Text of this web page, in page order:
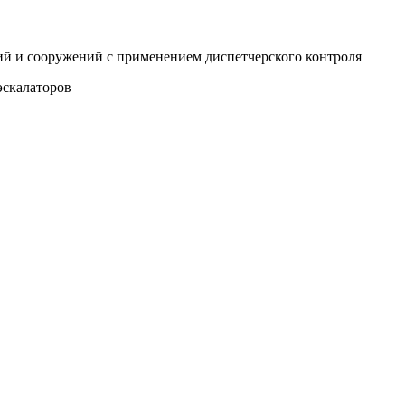
и сооружений с применением диспетчерского контроля